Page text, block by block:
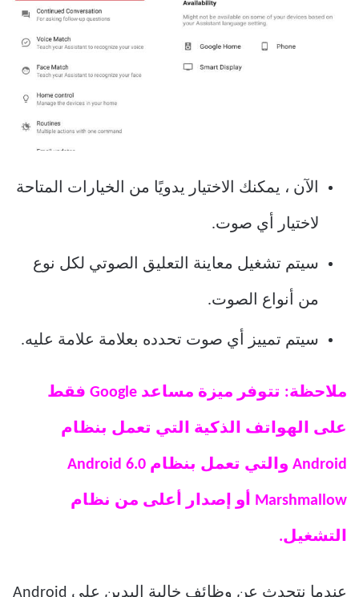
الآن ، يمكنك الاختيار يدويًا من الخيارات المتاحة
لاختيار أي صوت.
سيتم تشغيل معاينة التعليق الصوتي لكل نوع
من أنواع الصوت.
سيتم تمييز أي صوت تحدده بعلامة علامة عليه.
ملاحظة: تتوفر ميزة مساعد Google فقط
على الهواتف الذكية التي تعمل بنظام
Android والتي تعمل بنظام Android 6.0
Marshmallow أو إصدار أعلى من نظام
التشغيل.
عندما نتحدث عن وظائف خالية اليدين على Android